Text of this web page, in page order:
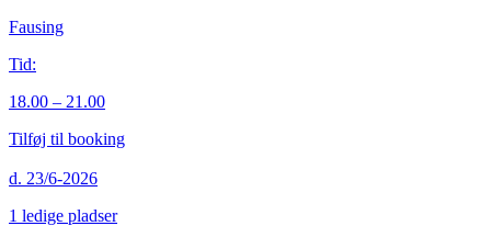
Fausing
Tid:
18.00 – 21.00
Tilføj til booking
d. 23/6-2026
1 ledige pladser